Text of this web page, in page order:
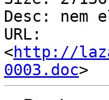
Desc: nem
URL:
<http://
0003.doc